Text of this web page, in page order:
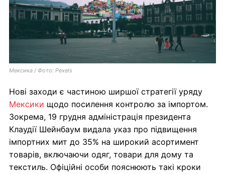
Мексика / Фото: Pexels
Нові заходи є частиною ширшої стратегії уряду
Мексики щодо посилення контролю за імпортом.
Зокрема, 19 грудня адміністрація президента
Клаудії Шейнбаум видала указ про підвищення
імпортних мит до 35% на широкий асортимент
товарів, включаючи одяг, товари для дому та
текстиль. Офіційні особи пояснюють такі кроки